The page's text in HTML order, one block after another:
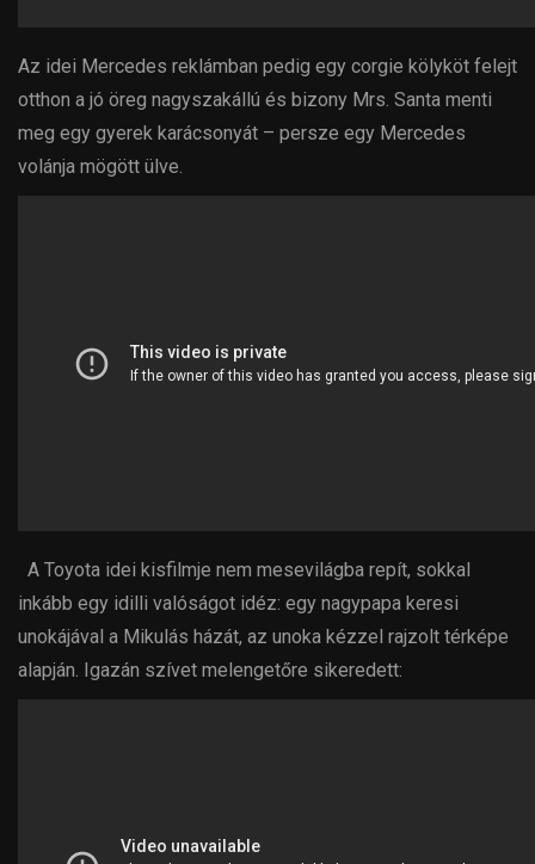
Az idei Mercedes reklámban pedig egy corgie kölyköt felejt
otthon a jó öreg nagyszakállú és bizony Mrs. Santa menti
meg egy gyerek karácsonyát – persze egy Mercedes
volánja mögött ülve.
A Toyota idei kisfilmje nem mesevilágba repít, sokkal
inkább egy idilli valóságot idéz: egy nagypapa keresi
unokájával a Mikulás házát, az unoka kézzel rajzolt térképe
alapján. Igazán szívet melengetőre sikeredett: